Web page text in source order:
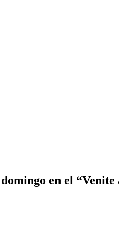
en el “Venite